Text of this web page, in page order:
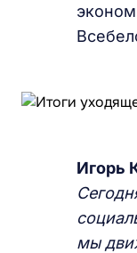
Игорь
мы